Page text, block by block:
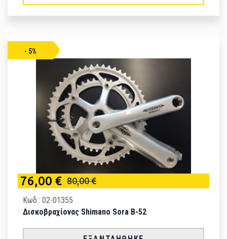
- 5%
76,00 € 80,00 €
Κωδ.: 02-01355
Δισκοβραχίονας Shimano Sora B-52